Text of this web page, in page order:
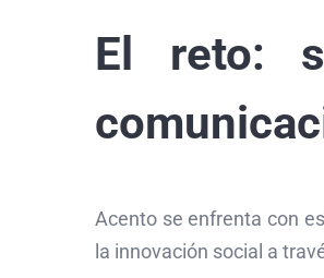
El reto:
Acento se enfrenta con
la innovación social a